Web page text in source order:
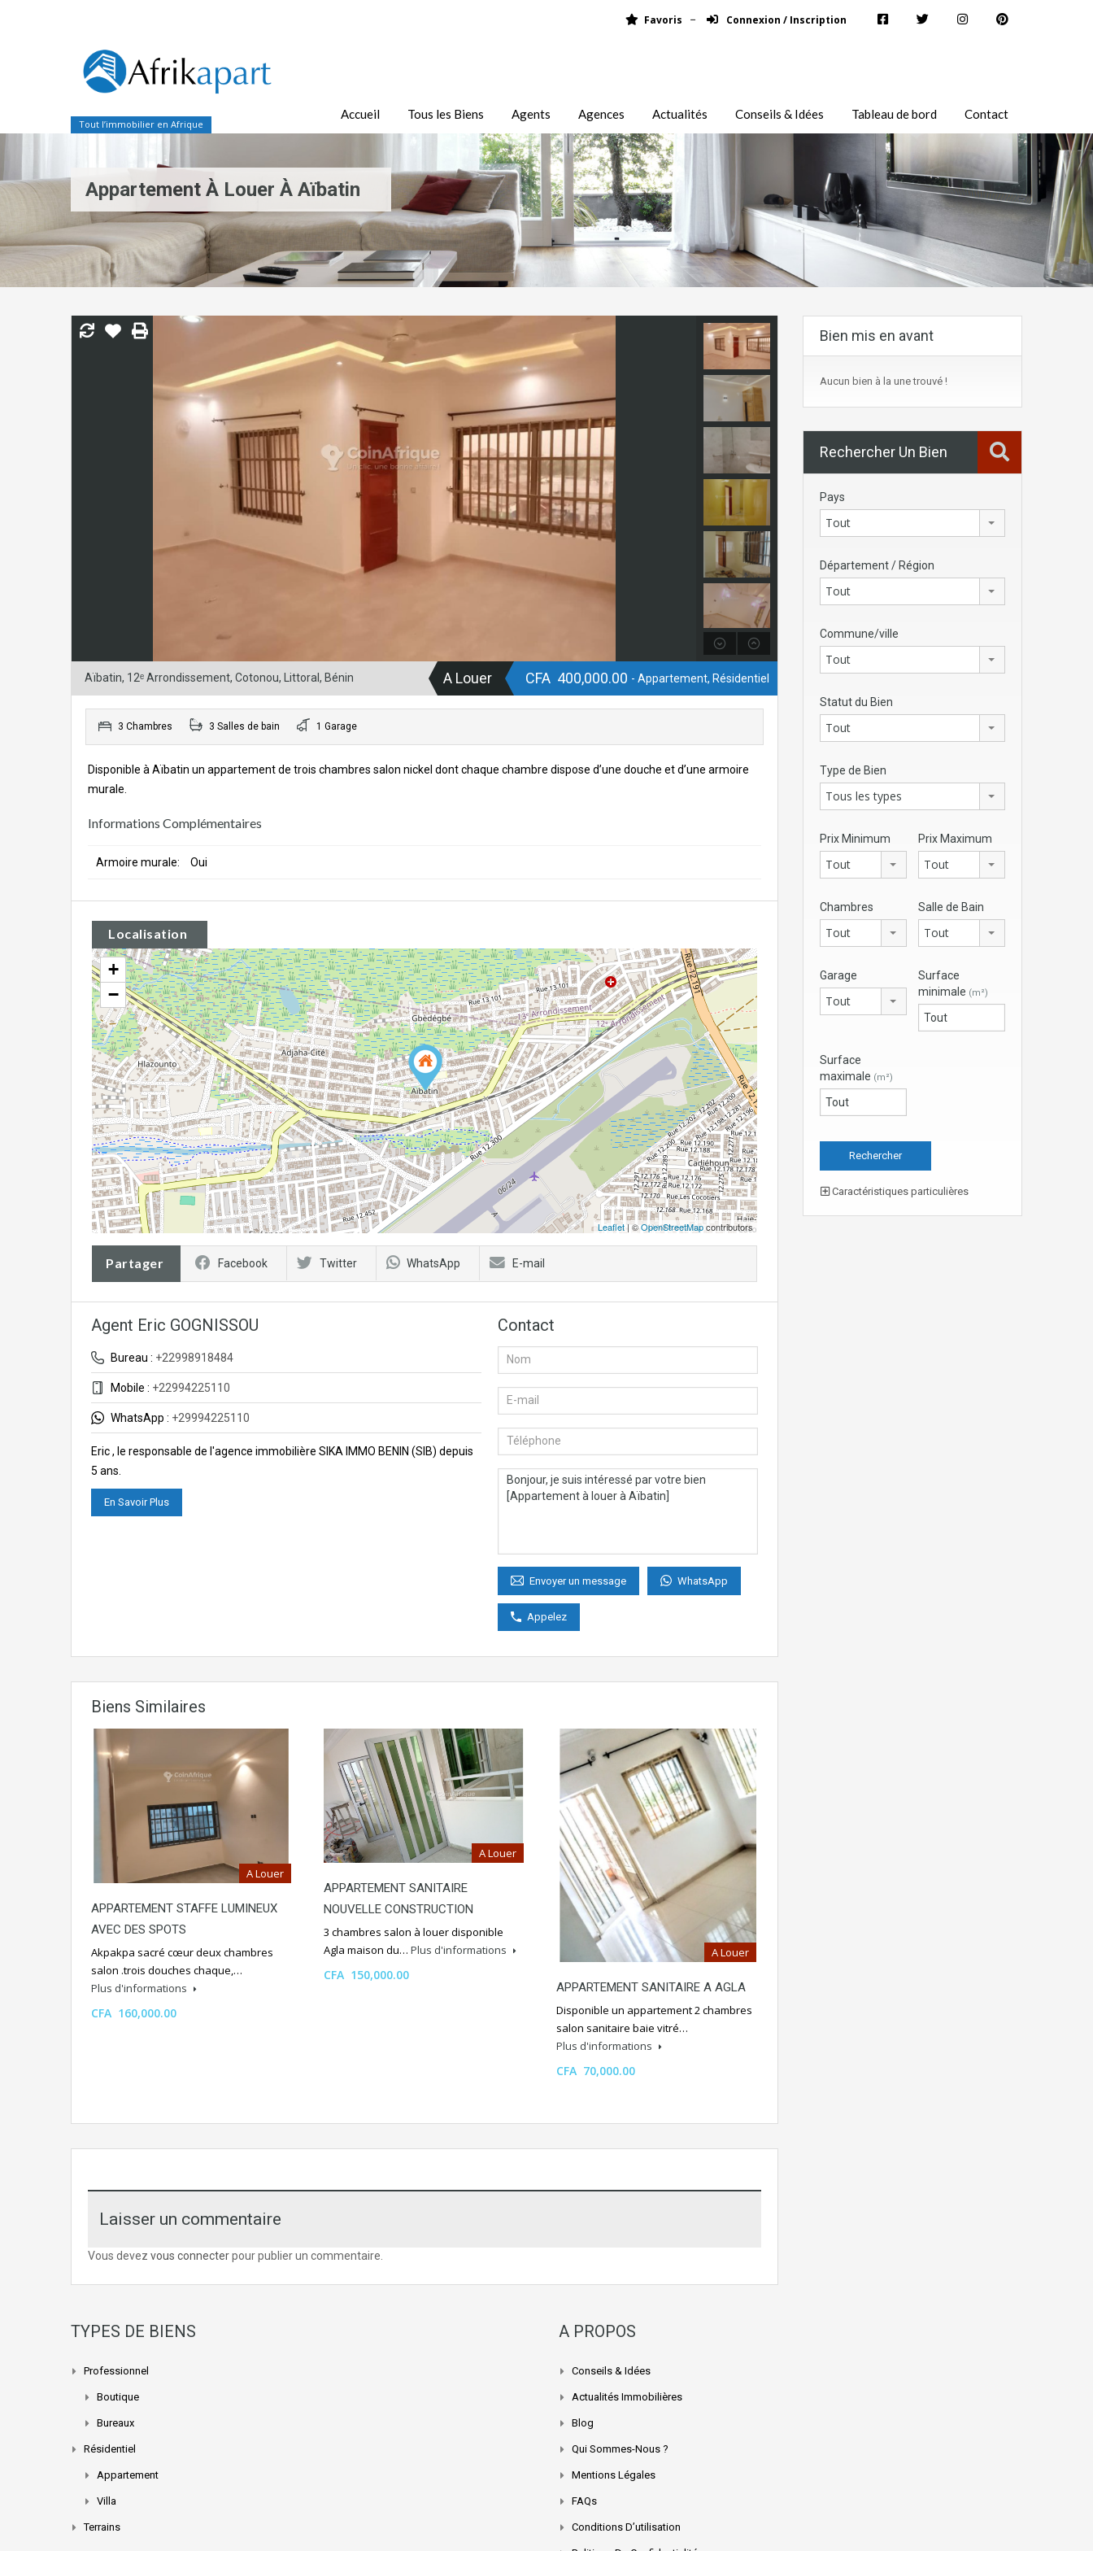
Favoris Connexion / Inscription
Tout l’immobilier en Afrique
Accueil Tous les Biens Agents Agences Actualités Conseils & Idées Tableau de bord Contact
Appartement À Louer À Aïbatin
Aïbatin, 12ᵉ Arrondissement, Cotonou, Littoral, Bénin A Louer CFA 400,000.00 - Appartement, Résidentiel
3 Chambres 3 Salles de bain 1 Garage
Disponible à Aïbatin un appartement de trois chambres salon nickel dont chaque chambre dispose d’une douche et d’une armoire
murale.
Informations Complémentaires
Armoire murale: Oui
Localisation
+
−
Leaflet| ©OpenStreetMapcontributors
Partager Facebook Twitter WhatsApp E-mail
Agent Eric GOGNISSOU
Bureau : +22998918484
Mobile : +22994225110
WhatsApp : +29994225110
Eric , le responsable de l'agence immobilière SIKA IMMO BENIN (SIB) depuis
5 ans.
En Savoir Plus
Contact
Envoyer un message WhatsApp
Appelez
Biens Similaires
A Louer
APPARTEMENT STAFFE LUMINEUX
AVEC DES SPOTS
Akpakpa sacré cœur deux chambres
salon .trois douches chaque,…
Plus d'informations
CFA 160,000.00
A Louer
APPARTEMENT SANITAIRE
NOUVELLE CONSTRUCTION
3 chambres salon à louer disponible
Agla maison du… Plus d'informations
CFA 150,000.00
A Louer
APPARTEMENT SANITAIRE A AGLA
Disponible un appartement 2 chambres
salon sanitaire baie vitré…
Plus d'informations
CFA 70,000.00
Laisser un commentaire
Vous devez vous connecterpour publier un commentaire.
Bien mis en avant
Aucun bien à la une trouvé !
Rechercher Un Bien
Pays
Tout
Département / Région
Tout
Commune/ville
Tout
Statut du Bien
Tout
Type de Bien
Tous les types
Prix Minimum
Tout
Prix Maximum
Tout
Chambres
Tout
Salle de Bain
Tout
Garage
Tout
Surface
minimale (m²)
Surface
maximale (m²)
Caractéristiques particulières
TYPES DE BIENS
Professionnel
Boutique
Bureaux
Résidentiel
Appartement
Villa
Terrains
A PROPOS
Conseils & Idées
Actualités Immobilières
Blog
Qui Sommes-Nous ?
Mentions Légales
FAQs
Conditions D’utilisation